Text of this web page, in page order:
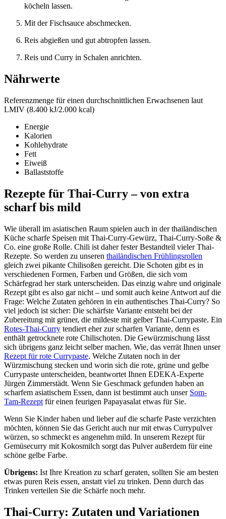
köcheln lassen.
Mit der Fischsauce abschmecken.
Reis abgießen und gut abtropfen lassen.
Reis und Curry in Schalen anrichten.
Nährwerte
Referenzmenge für einen durchschnittlichen Erwachsenen laut
LMIV (8.400 kJ/2.000 kcal)
Energie
Kalorien
Kohlehydrate
Fett
Eiweiß
Ballaststoffe
Rezepte für Thai-Curry – von extra
scharf bis mild
Wie überall im asiatischen Raum spielen auch in der thailändischen
Küche scharfe Speisen mit Thai-Curry-Gewürz, Thai-Curry-Soße &
Co. eine große Rolle. Chili ist daher fester Bestandteil vieler Thai-
Rezepte. So werden zu unseren thailändischen Frühlingsrollen
gleich zwei pikante Chilisoßen gereicht. Die Schoten gibt es in
verschiedenen Formen, Farben und Größen, die sich vom
Schärfegrad her stark unterscheiden. Das einzig wahre und originale
Rezept gibt es also gar nicht – und somit auch keine Antwort auf die
Frage: Welche Zutaten gehören in ein authentisches Thai-Curry? So
viel jedoch ist sicher: Die schärfste Variante entsteht bei der
Zubereitung mit grüner, die mildeste mit gelber Thai-Currypaste. Ein
Rotes-Thai-Curry tendiert eher zur scharfen Variante, denn es
enthält getrocknete rote Chilischoten. Die Gewürzmischung lässt
sich übrigens ganz leicht selber machen. Wie, das verrät Ihnen unser
Rezept für rote Currypaste. Welche Zutaten noch in der
Würzmischung stecken und worin sich die rote, grüne und gelbe
Currypaste unterscheiden, beantwortet Ihnen EDEKA-Experte
Jürgen Zimmerstädt. Wenn Sie Geschmack gefunden haben an
scharfem asiatischem Essen, dann ist bestimmt auch unser Som-
Tam-Rezept für einen feurigen Papayasalat etwas für Sie.
Wenn Sie Kinder haben und lieber auf die scharfe Paste verzichten
möchten, können Sie das Gericht auch nur mit etwas Currypulver
würzen, so schmeckt es angenehm mild. In unserem Rezept für
Gemüsecurry mit Kokosmilch sorgt das Pulver außerdem für eine
schöne gelbe Farbe.
Übrigens: Ist Ihre Kreation zu scharf geraten, sollten Sie am besten
etwas puren Reis essen, anstatt viel zu trinken. Denn durch das
Trinken verteilen Sie die Schärfe noch mehr.
Thai-Curry: Zutaten und Variationen